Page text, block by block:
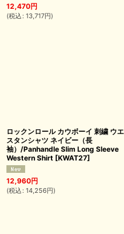
12,470円
(税込 : 13,717円)
ロックンロール カウボーイ 刺繍 ウエ
スタンシャツ ネイビー（長
袖）/Panhandle Slim Long Sleeve
Western Shirt [KWAT27]
12,960円
(税込 : 14,256円)